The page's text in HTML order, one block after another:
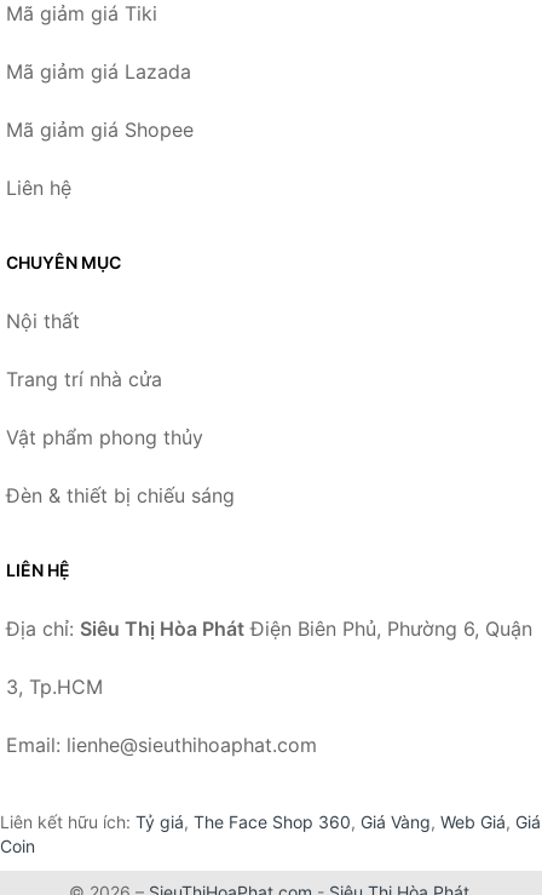
Mã giảm giá Tiki
Mã giảm giá Lazada
Mã giảm giá Shopee
Liên hệ
CHUYÊN MỤC
Nội thất
Trang trí nhà cửa
Vật phẩm phong thủy
Đèn & thiết bị chiếu sáng
LIÊN HỆ
Địa chỉ: Siêu Thị Hòa Phát Điện Biên Phủ, Phường 6, Quận
3, Tp.HCM
Email: lienhe@sieuthihoaphat.com
Liên kết hữu ích: Tỷ giá, The Face Shop 360, Giá Vàng, Web Giá, Giá
Coin